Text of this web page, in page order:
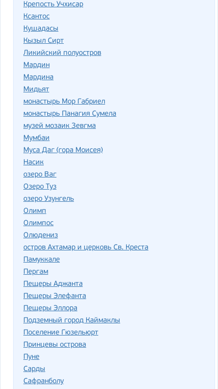
Крепость Учхисар
Ксантос
Кушадасы
Кызыл Сирт
Ликийский полуостров
Мардин
Мардина
Мидьят
монастырь Мор Габриел
монастырь Панагия Сумела
музей мозаик Зевгма
Мумбаи
Муса Даг (гора Моисея)
Насик
озеро Ваг
Озеро Туз
озеро Узунгель
Олимп
Олимпос
Олюдениз
остров Ахтамар и церковь Св. Креста
Памуккале
Пергам
Пещеры Аджанта
Пещеры Элефанта
Пещеры Эллора
Подземный город Каймаклы
Поселение Гюзельюрт
Принцевы острова
Пуне
Сарды
Сафранболу